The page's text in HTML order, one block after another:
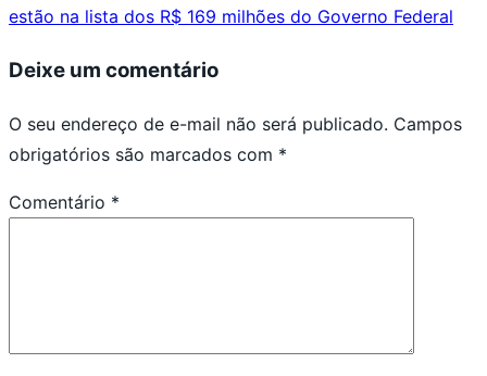
estão na lista dos R$ 169 milhões do Governo Federal
Deixe um comentário
O seu endereço de e-mail não será publicado. Campos
obrigatórios são marcados com *
Comentário *